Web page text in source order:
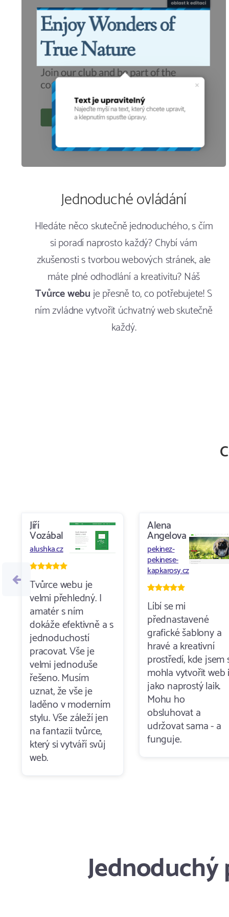
Jednoduché ovládání
Hledáte něco skutečně jednoduchého, s čím
si poradí naprosto každý? Chybí vám
zkušenosti s tvorbou webových stránek, ale
máte plné odhodlání a kreativitu? Náš
Tvůrce webuje přesně to, co potřebujete! S
ním zvládne vytvořit úchvatný web skutečně
každý.
Jiří
Vozábal
alushka.cz
Tvůrce webu je
velmi přehledný. I
amatér s ním
dokáže efektivně a s
jednoduchostí
pracovat. Vše je
velmi jednoduše
řešeno. Musím
uznat, že vše je
laděno v moderním
stylu. Vše záleží jen
na fantazii tvůrce,
který si vytváří svůj
web.
Alena
Angelova
pekinez-
pekinese-
kapkarosy.cz
Líbí se mi
přednastavené
grafické šablony a
hravé a kreativní
prostředí, kde jsem
mohla vytvořit web
jako naprostý laik.
Mohu ho
obsluhovat a
udržovat sama - a
funguje.
Jednoduchý